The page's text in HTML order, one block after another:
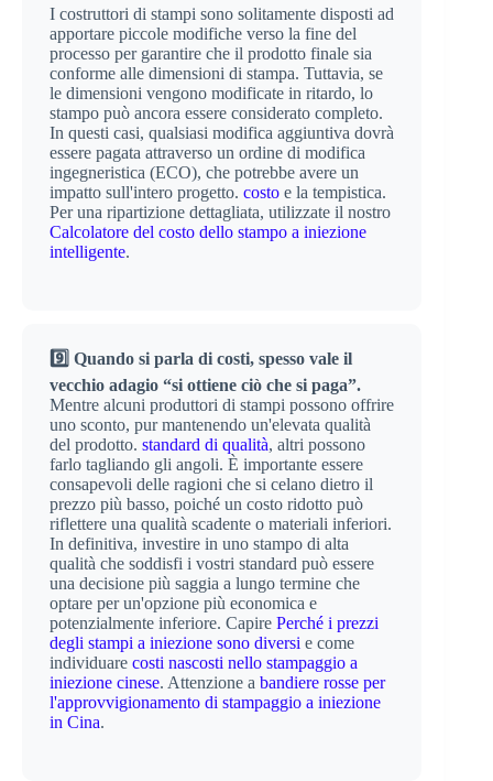
I costruttori di stampi sono solitamente disposti ad
apportare piccole modifiche verso la fine del
processo per garantire che il prodotto finale sia
conforme alle dimensioni di stampa. Tuttavia, se
le dimensioni vengono modificate in ritardo, lo
stampo può ancora essere considerato completo.
In questi casi, qualsiasi modifica aggiuntiva dovrà
essere pagata attraverso un ordine di modifica
ingegneristica (ECO), che potrebbe avere un
impatto sull'intero progetto. costo e la tempistica.
Per una ripartizione dettagliata, utilizzate il nostro
Calcolatore del costo dello stampo a iniezione
intelligente.
9️⃣ Quando si parla di costi, spesso vale il
vecchio adagio “si ottiene ciò che si paga”.
Mentre alcuni produttori di stampi possono offrire
uno sconto, pur mantenendo un'elevata qualità
del prodotto. standard di qualità, altri possono
farlo tagliando gli angoli. È importante essere
consapevoli delle ragioni che si celano dietro il
prezzo più basso, poiché un costo ridotto può
riflettere una qualità scadente o materiali inferiori.
In definitiva, investire in uno stampo di alta
qualità che soddisfi i vostri standard può essere
una decisione più saggia a lungo termine che
optare per un'opzione più economica e
potenzialmente inferiore. Capire Perché i prezzi
degli stampi a iniezione sono diversi e come
individuare costi nascosti nello stampaggio a
iniezione cinese. Attenzione a bandiere rosse per
l'approvvigionamento di stampaggio a iniezione
in Cina.